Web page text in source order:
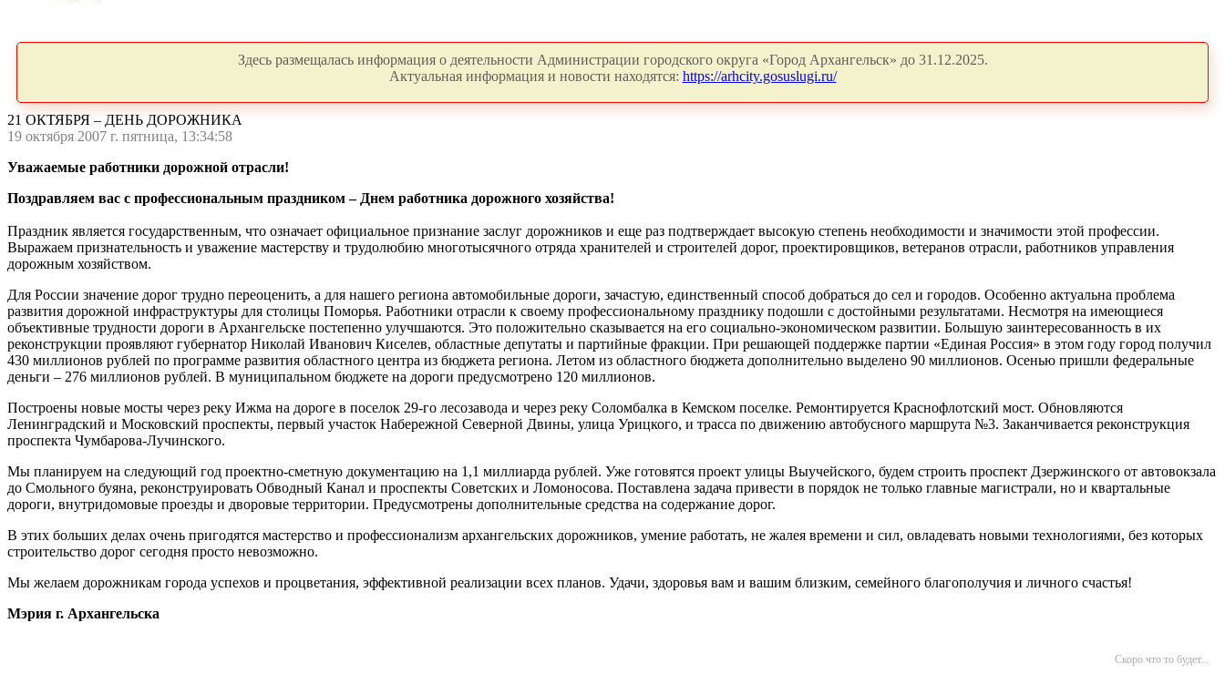
Здесь размещалась информация о деятельности Администрации городского округа «Город Архангельск» до 31.12.2025.
Актуальная информация и новости находятся: https://arhcity.gosuslugi.ru/
21 ОКТЯБРЯ – ДЕНЬ ДОРОЖНИКА
19 октября 2007 г. пятница, 13:34:58
Уважаемые работники дорожной отрасли!
Поздравляем вас с профессиональным праздником – Днем работника дорожного хозяйства!
Праздник является государственным, что означает официальное признание заслуг дорожников и еще раз подтверждает высокую степень необходимости и значимости этой профессии.
Выражаем признательность и уважение мастерству и трудолюбию многотысячного отряда хранителей и строителей дорог, проектировщиков, ветеранов отрасли, работников управления
дорожным хозяйством.
Для России значение дорог трудно переоценить, а для нашего региона автомобильные дороги, зачастую, единственный способ добраться до сел и городов. Особенно актуальна проблема
развития дорожной инфраструктуры для столицы Поморья. Работники отрасли к своему профессиональному празднику подошли с достойными результатами. Несмотря на имеющиеся
объективные трудности дороги в Архангельске постепенно улучшаются. Это положительно сказывается на его социально-экономическом развитии. Большую заинтересованность в их
реконструкции проявляют губернатор Николай Иванович Киселев, областные депутаты и партийные фракции. При решающей поддержке партии «Единая Россия» в этом году город получил
430 миллионов рублей по программе развития областного центра из бюджета региона. Летом из областного бюджета дополнительно выделено 90 миллионов. Осенью пришли федеральные
деньги – 276 миллионов рублей. В муниципальном бюджете на дороги предусмотрено 120 миллионов.
Построены новые мосты через реку Ижма на дороге в поселок 29-го лесозавода и через реку Соломбалка в Кемском поселке. Ремонтируется Краснофлотский мост. Обновляются
Ленинградский и Московский проспекты, первый участок Набережной Северной Двины, улица Урицкого, и трасса по движению автобусного маршрута №3. Заканчивается реконструкция
проспекта Чумбарова-Лучинского.
Мы планируем на следующий год проектно-сметную документацию на 1,1 миллиарда рублей. Уже готовятся проект улицы Выучейского, будем строить проспект Дзержинского от автовокзала
до Смольного буяна, реконструировать Обводный Канал и проспекты Советских и Ломоносова. Поставлена задача привести в порядок не только главные магистрали, но и квартальные
дороги, внутридомовые проезды и дворовые территории. Предусмотрены дополнительные средства на содержание дорог.
В этих больших делах очень пригодятся мастерство и профессионализм архангельских дорожников, умение работать, не жалея времени и сил, овладевать новыми технологиями, без которых
строительство дорог сегодня просто невозможно.
Мы желаем дорожникам города успехов и процветания, эффективной реализации всех планов. Удачи, здоровья вам и вашим близким, семейного благополучия и личного счастья!
Мэрия г. Архангельска
Скоро что то будет...